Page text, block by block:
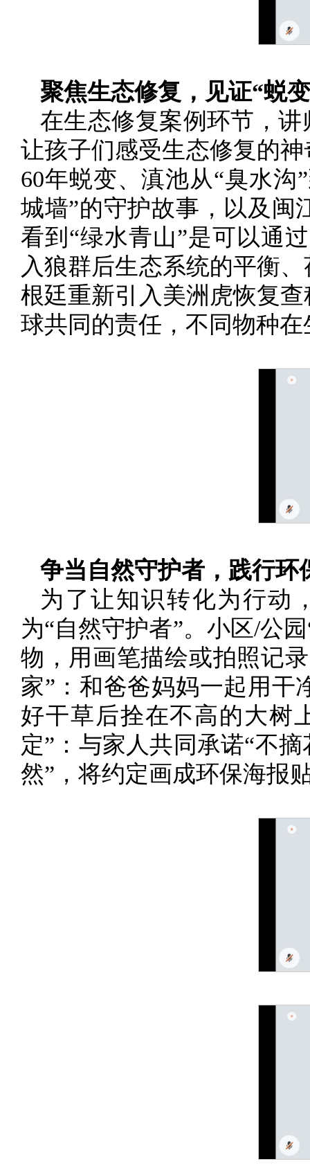
聚焦生态修复，见证“蜕
在生态修复案例环节，
让孩子们感受生态修复的
60年蜕变、滇池从“臭水沟
城墙”的守护故事，以及闽
看到“绿水青山”是可以通
入狼群后生态系统的平衡
根廷重新引入美洲虎恢复
球共同的责任，不同物种
争当自然守护者，践行环
为了让知识转化为行动
为“自然守护者”。小区/公
物，用画笔描绘或拍照记
家”：和爸爸妈妈一起用干
好干草后拴在不高的大树
定”：与家人共同承诺“不
然”，将约定画成环保海报